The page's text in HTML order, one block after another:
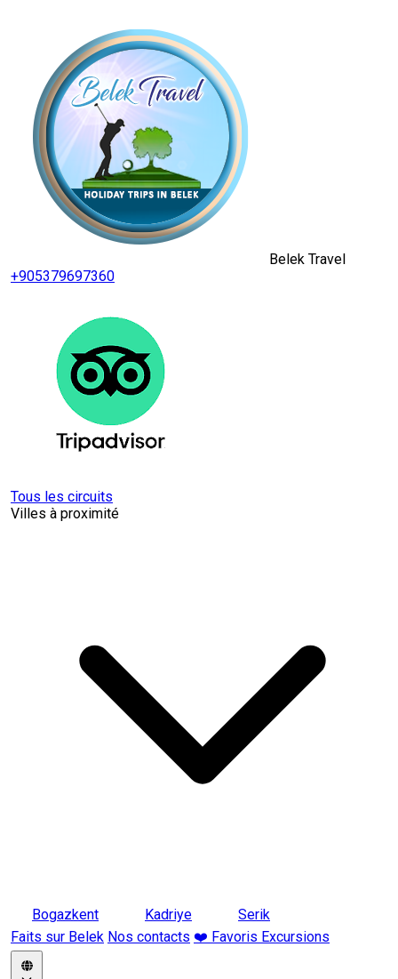
Belek Travel
+905379697360
Tous les circuits
Villes à proximité
Bogazkent Kadriye
Serik
Faits sur Belek Nos contacts ❤️ Favoris Excursions